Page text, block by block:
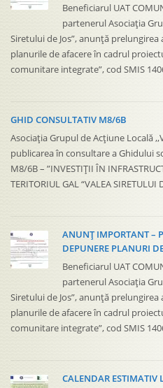
Beneficiarul UAT
partenerul Asociația
Siretului de Jos”, anunță
planurile de afacere în cadrul
comunitare integrate”, cod SMIS
GHID CONSULTATIV M8/6B
Asociația Grupul de Acțiune Locală
publicarea în consultare a Ghidului
M8/6B – ”INVESTIȚII ÎN
TERITORIUL GAL “VALEA SIRETULUI
ANUNȚ IMPORTANT –
DEPUNERE PLANURI
Beneficiarul UAT
partenerul Asociația
Siretului de Jos”, anunță
planurile de afacere în cadrul
comunitare integrate”, cod SMIS
CALENDAR ESTIMATIV